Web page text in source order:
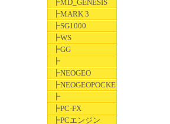
┣MD_GENESIS
┣MARK 3
┣SG1000
┣WS
┣GG
┣
┣NEOGEO
┣NEOGEOPOCKET
┣
┣PC-FX
┣PCエンジン